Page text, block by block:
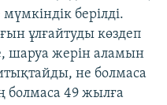
берілді.
ұлғайтуды көздеп
шаруа жерін аламын
не болмаса
болмаса 49 жылға